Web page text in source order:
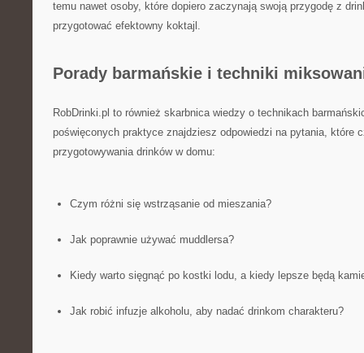
temu nawet osoby, które dopiero zaczynają swoją przygodę z
przygotować efektowny koktajl.
Porady barmańskie i techniki
RobDrinki.pl to również skarbnica wiedzy o technikach
poświęconych praktyce znajdziesz odpowiedzi na pytania, które
przygotowywania drinków w domu:
Czym różni się wstrząsanie od mieszania?
Jak poprawnie używać muddlersa?
Kiedy warto sięgnąć po kostki lodu, a kiedy lepsze będą
Jak robić infuzje alkoholu, aby nadać drinkom charakteru?